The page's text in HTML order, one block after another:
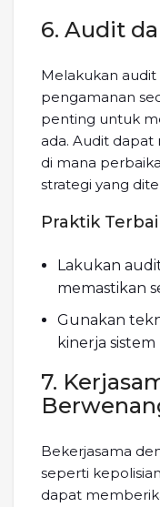
6. Audit
Melakukan audit
pengamanan
penting untuk
ada. Audit
di mana
strategi yang
Praktik
Lakukan
memastikan
Gunakan
kinerja
7.
Bekerjasama
seperti
dapat